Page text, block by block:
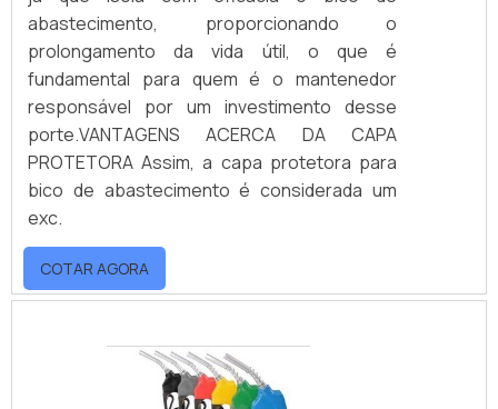
abastecimento, proporcionando o
prolongamento da vida útil, o que é
fundamental para quem é o mantenedor
responsável por um investimento desse
porte.VANTAGENS ACERCA DA CAPA
PROTETORA Assim, a capa protetora para
bico de abastecimento é considerada um
exc.
COTAR AGORA